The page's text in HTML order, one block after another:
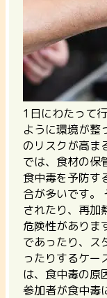
1日にわたって
ように環境が整
のリスクが高ま
では、食材の保
食中毒を予防す
合が多いです。
されたり、再加
危険性がありま
であったり、ス
ったりするケー
は、食中毒の原
参加者が食中毒